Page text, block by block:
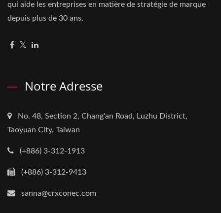
qui aide les entreprises en matière de stratégie de marque
depuis plus de 30 ans.
Notre Adresse
No. 48, Section 2, Chang'an Road, Luzhu District,
Taoyuan City, Taiwan
(+886) 3-312-1913
(+886) 3-312-9413
sanna@crxconec.com